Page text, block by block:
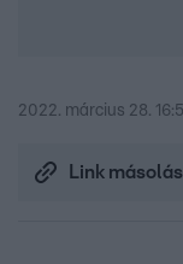
2022. március 28.
Link